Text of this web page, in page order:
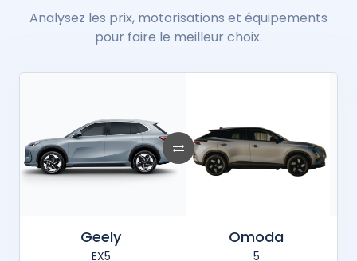
Analysez les prix, motorisations et équipements
pour faire le meilleur choix.
Geely
EX5
Omoda
5